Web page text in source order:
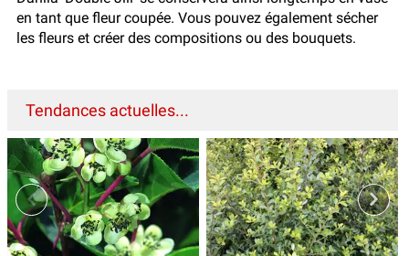
en tant que fleur coupée. Vous pouvez également sécher
les fleurs et créer des compositions ou des bouquets.
Tendances actuelles...